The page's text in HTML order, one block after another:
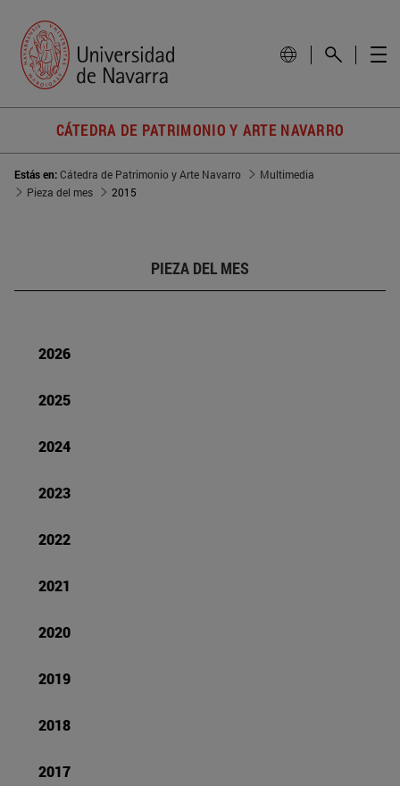
CÁTEDRA DE PATRIMONIO Y ARTE NAVARRO
Estás en:Cátedra de Patrimonio y Arte Navarro
Multimedia
Pieza del mes
2015
PIEZA DEL MES
2026
2025
2024
2023
2022
2021
2020
2019
2018
2017